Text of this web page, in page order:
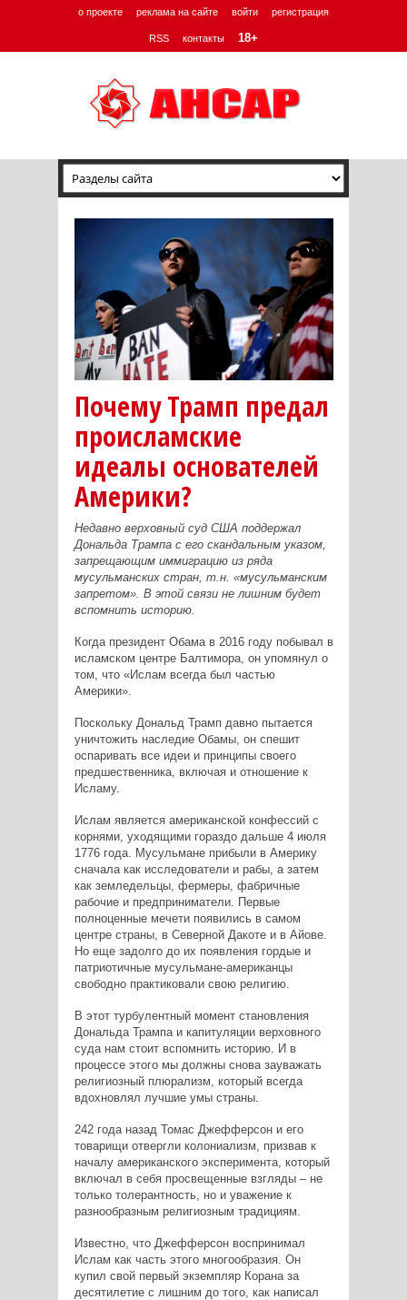
о проекте реклама на сайте войти регистрация
RSS контакты 18+
Почему Трамп предал
происламские
идеалы основателей
Америки?
Недавно верховный суд США поддержал
Дональда Трампа с его скандальным указом,
запрещающим иммиграцию из ряда
мусульманских стран, т.н. «мусульманским
запретом». В этой связи не лишним будет
вспомнить историю.
Когда президент Обама в 2016 году побывал в
исламском центре Балтимора, он упомянул о
том, что «Ислам всегда был частью
Америки».
Поскольку Дональд Трамп давно пытается
уничтожить наследие Обамы, он спешит
оспаривать все идеи и принципы своего
предшественника, включая и отношение к
Исламу.
Ислам является американской конфессий с
корнями, уходящими гораздо дальше 4 июля
1776 года. Мусульмане прибыли в Америку
сначала как исследователи и рабы, а затем
как земледельцы, фермеры, фабричные
рабочие и предприниматели. Первые
полноценные мечети появились в самом
центре страны, в Северной Дакоте и в Айове.
Но еще задолго до их появления гордые и
патриотичные мусульмане-американцы
свободно практиковали свою религию.
В этот турбулентный момент становления
Дональда Трампа и капитуляции верховного
суда нам стоит вспомнить историю. И в
процессе этого мы должны снова зауважать
религиозный плюрализм, который всегда
вдохновлял лучшие умы страны.
242 года назад Томас Джефферсон и его
товарищи отвергли колониализм, призвав к
началу американского эксперимента, который
включал в себя просвещенные взгляды – не
только толерантность, но и уважение к
разнообразным религиозным традициям.
Известно, что Джефферсон воспринимал
Ислам как часть этого многообразия. Он
купил свой первый экземпляр Корана за
десятилетие с лишним до того, как написал